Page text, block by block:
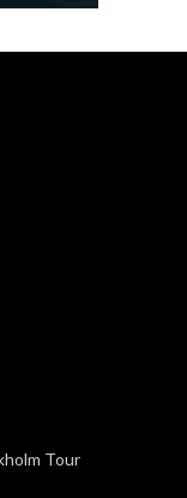
Tour